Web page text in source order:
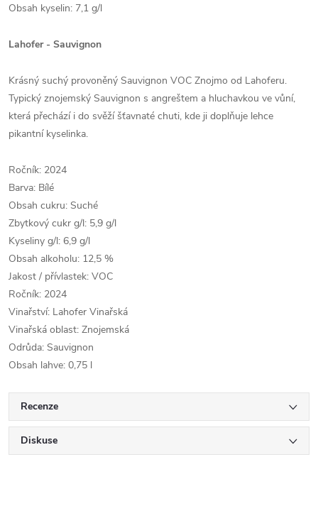
Obsah kyselin: 7,1 g/l
Lahofer - Sauvignon
Krásný suchý provoněný Sauvignon VOC Znojmo od Lahoferu.
Typický znojemský Sauvignon s angreštem a hluchavkou ve vůní,
která přechází i do svěží šťavnaté chuti, kde ji doplňuje lehce
pikantní kyselinka.
Ročník: 2024
Barva: Bílé
Obsah cukru: Suché
Zbytkový cukr g/l: 5,9 g/l
Kyseliny g/l: 6,9 g/l
Obsah alkoholu: 12,5 %
Jakost / přívlastek: VOC
Ročník: 2024
Vinařství: Lahofer Vinařská
Vinařská oblast: Znojemská
Odrůda: Sauvignon
Obsah lahve: 0,75 l
Recenze
Diskuse